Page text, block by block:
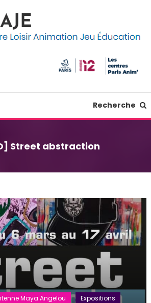
Recherche
Street abstraction
Maya Angelou
Expositions